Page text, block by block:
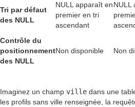
Tri par défaut
des NULL
NULL apparaît en
premier en tri
ascendant
NULL
Contrôle du
positionnement
des NULL
Non disponible Non
Imaginez un champ ville dans une
les profils sans ville renseignée, la